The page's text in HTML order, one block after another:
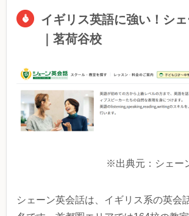
イギリス英語に強い！シ
｜茗荷谷校
※出典元：シェー
シェーン英会話は、イギリス系の英会